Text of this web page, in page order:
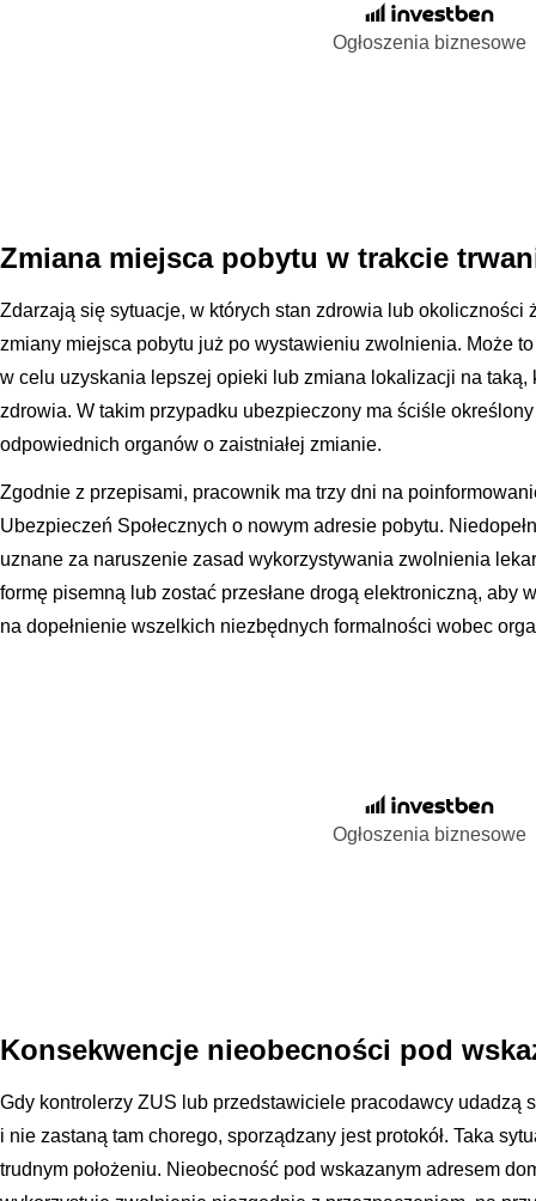
Ogłoszenia biznesowe
Zmiana miejsca pobytu w trakcie
Zdarzają się sytuacje, w których stan zdrowia lub okoliczności
zmiany miejsca pobytu już po wystawieniu zwolnienia. Może
w celu uzyskania lepszej opieki lub zmiana lokalizacji na
zdrowia. W takim przypadku ubezpieczony ma ściśle
odpowiednich organów o zaistniałej zmianie.
Zgodnie z przepisami, pracownik ma trzy dni na
Ubezpieczeń Społecznych o nowym adresie pobytu.
uznane za naruszenie zasad wykorzystywania zwolnienia
formę pisemną lub zostać przesłane drogą elektroniczną, aby
na dopełnienie wszelkich niezbędnych formalności wobec
Ogłoszenia biznesowe
Konsekwencje nieobecności pod
Gdy kontrolerzy ZUS lub przedstawiciele pracodawcy udadzą
i nie zastaną tam chorego, sporządzany jest protokół. Taka
trudnym położeniu. Nieobecność pod wskazanym adresem